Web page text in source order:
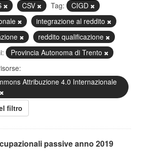
CSV Tag:
CIGD
integrazione al reddito
reddito qualificazione
Provincia Autonoma di Trento
Attribuzione 4.0 Internazionale
filtro
passive anno 2019